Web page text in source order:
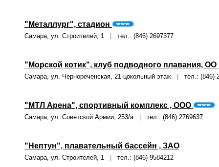
"Металлург", стадион
Самара, ул. Строителей, 1 тел.: (846) 2697377
"Морской котик", клуб подводного плавания, ОО
Самара, ул. Чернореченская, 21-цокольный этаж тел.: (846)
"МТЛ Арена", спортивный комплекс , ООО
Самара, ул. Советской Армии, 253/а тел.: (846) 2769637
"Нептун", плавательный бассейн , ЗАО
Самара, ул. Строителей, 1 тел.: (846) 9584212